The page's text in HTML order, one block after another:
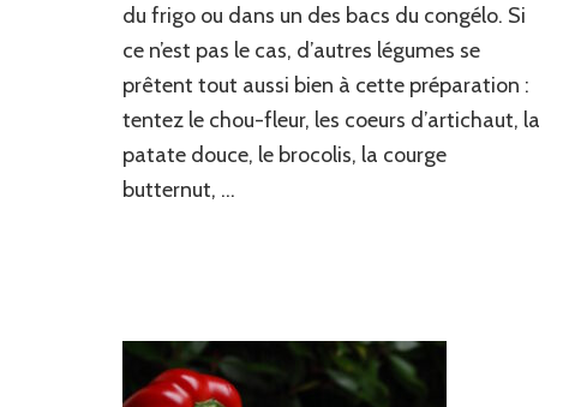
la
truite
fumée,
sauce
au
fromage
du frigo ou dans un des bacs du congélo. Si
ce n’est pas le cas, d’autres légumes se
prêtent tout aussi bien à cette préparation :
tentez le chou-fleur, les coeurs d’artichaut, la
patate douce, le brocolis, la courge
butternut, …